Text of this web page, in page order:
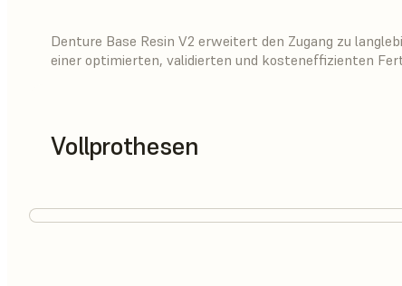
Denture Base Resin V2 erweitert den Zugang zu
einer optimierten, validierten und kosteneffizienten
Vollprothesen